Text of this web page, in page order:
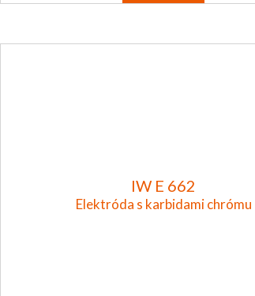
IW E 662
Elektróda s karbidami chrómu